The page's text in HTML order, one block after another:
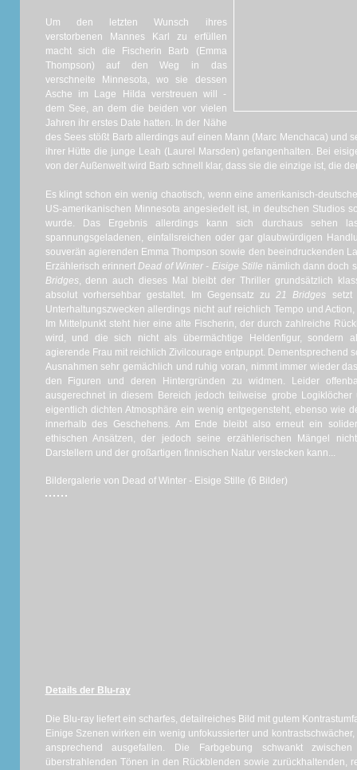
Um den letzten Wunsch ihres
verstorbenen Mannes Karl zu erfüllen
macht sich die Fischerin Barb (Emma
Thompson) auf den Weg in das
verschneite Minnesota, wo sie dessen
Asche im Lage Hilda verstreuen will -
dem See, an dem die beiden vor vielen
Jahren ihr erstes Date hatten. In der Nähe
des Sees stößt Barb allerdings auf einen Mann (Marc Menchaca) und
ihrer Hütte die junge Leah (Laurel Marsden) gefangenhalten. Bei
von der Außenwelt wird Barb schnell klar, dass sie die einzige ist, die
Es klingt schon ein wenig chaotisch, wenn eine amerikanisch-
US-amerikanischen Minnesota angesiedelt ist, in deutschen Studios
wurde. Das Ergebnis allerdings kann sich durchaus sehen
spannungsgeladenen, einfallsreichen oder gar glaubwürdigen
souverän agierenden Emma Thompson sowie den beeindruckenden
Erzählerisch erinnertDead of Winter - Eisige Stille nämlich dann doch
Bridges, denn auch dieses Mal bleibt der Thriller grundsätzlich
absolut vorhersehbar gestaltet. Im Gegensatz zu21 Bridges setzt
Unterhaltungszwecken allerdings nicht auf reichlich Tempo und
Im Mittelpunkt steht hier eine alte Fischerin, der durch zahlreiche
wird, und die sich nicht als übermächtige Heldenfigur, sondern
agierende Frau mit reichlich Zivilcourage entpuppt. Dementsprechend
Ausnahmen sehr gemächlich und ruhig voran, nimmt immer wieder
den Figuren und deren Hintergründen zu widmen. Leider
ausgerechnet in diesem Bereich jedoch teilweise grobe
eigentlich dichten Atmosphäre ein wenig entgegensteht, ebenso wie
innerhalb des Geschehens. Am Ende bleibt also erneut ein
ethischen Ansätzen, der jedoch seine erzählerischen Mängel
Darstellern und der großartigen finnischen Natur verstecken kann...
Bildergalerie von Dead of Winter - Eisige Stille (6 Bilder)
Details der Blu-ray
Die Blu-ray liefert ein scharfes, detailreiches Bild mit gutem
Einige Szenen wirken ein wenig unfokussierter und
ansprechend ausgefallen. Die Farbgebung schwankt
überstrahlenden Tönen in den Rückblenden sowie zurückhaltenden,